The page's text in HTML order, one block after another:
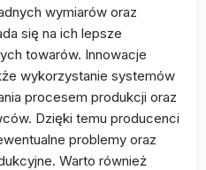
wymiarów oraz
się na ich lepsze
towarów. Innowacje
wykorzystanie systemów
procesem produkcji oraz
Dzięki temu producenci
problemy oraz
Warto również